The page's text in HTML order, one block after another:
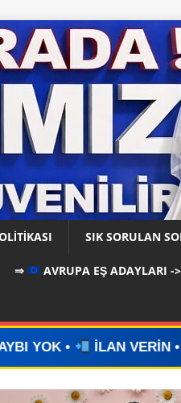
SIK SORULAN
⇒ AVRUPA EŞ ADAYLARI ->
VERİN • WHATSAPP